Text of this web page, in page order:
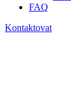
FAQ
Kontaktovat